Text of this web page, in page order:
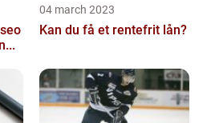
04 march 2023
Kan du få et rentefrit lån?